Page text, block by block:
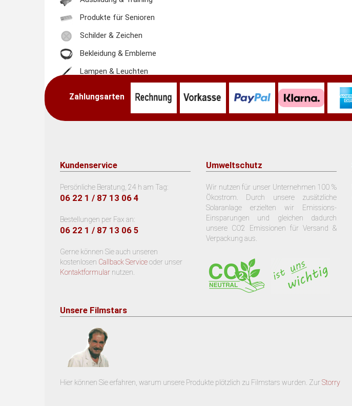
Produkte für Senioren
Schilder & Zeichen
Bekleidung & Embleme
Lampen & Leuchten
Zahlungsarten
Kundenservice
Persönliche Beratung, 24 h am Tag:
06 22 1 / 87 13 06 4
Bestellungen per Fax an:
06 22 1 / 87 13 06 5
Gerne können Sie auch unseren
kostenlosen Callback Serviceoder unser
Kontaktformular nutzen.
Umweltschutz
Wir nutzen für unser Unternehmen 100 %
Ökostrom. Durch unsere zusätzliche
Solaranlage erzielten wir Emissions-
Einsparungen und gleichen dadurch
unsere CO2 Emissionen für Versand &
Verpackung aus.
Unsere Filmstars
Hier können Sie erfahren, warum unsere Produkte plötzlich zu Filmstars wurden. ZurStorry